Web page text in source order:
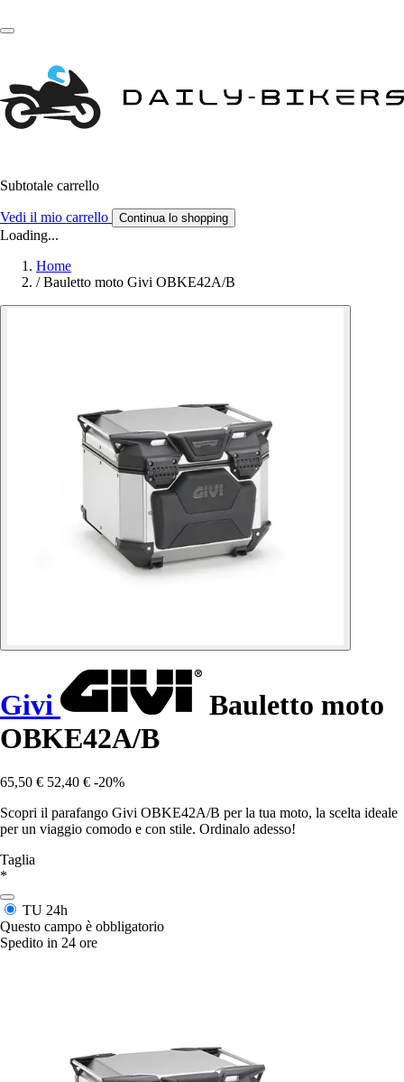
Subtotale carrello
Vedi il mio carrello Continua lo shopping
Loading...
Home
/ Bauletto moto Givi OBKE42A/B
Givi
Bauletto moto
OBKE42A/B
65,50 € 52,40 € -20%
Scopri il parafango Givi OBKE42A/B per la tua moto, la scelta ideale
per un viaggio comodo e con stile. Ordinalo adesso!
Taglia
*
TU 24h
Questo campo è obbligatorio
Spedito in 24 ore